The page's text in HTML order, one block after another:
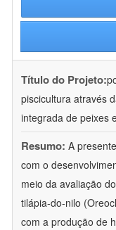
Título do Projeto:
piscicultura através
integrada de peixes
Resumo: A
com o
meio da avaliação
tilápia-do-nilo
com a produção de